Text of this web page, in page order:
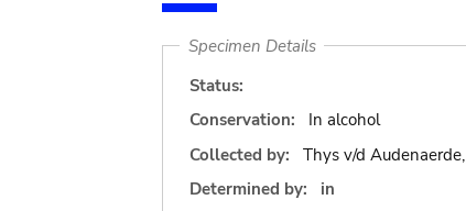
Specimen Details
Status:
Conservation:
In alcohol
Collected by:
Thys v/d Audenaerde,
Determined by:
in